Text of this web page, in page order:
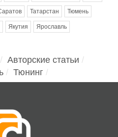
Татарстан Тюмень
Якутия Ярославль
Авторские статьи
Тюнинг